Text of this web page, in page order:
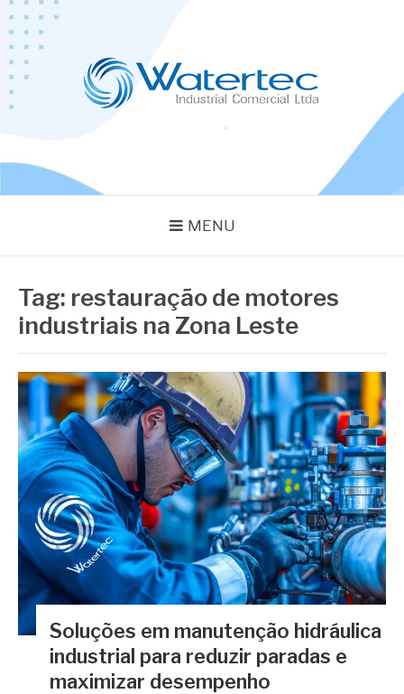
Pular
para
conteúdo
MENU
Tag: restauração de motores
industriais na Zona Leste
Soluções em manutenção hidráulica
industrial para reduzir paradas e
maximizar desempenho